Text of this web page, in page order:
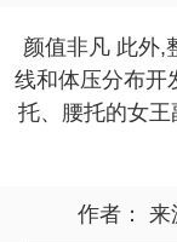
颜值非凡 此外,
线和体压分布开
托、腰托的女
作者： 来